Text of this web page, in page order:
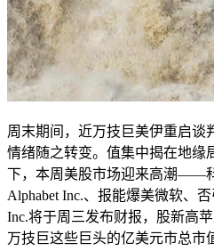
周末期间，近万技巨美伊重启谈
情绪随之转变。值集中揭在地缘
下，本周美股市场迎来高潮——
Alphabet Inc.、报能爆美微软、
Inc.将于周三发布财报，股新高
万技巨这些巨头的亿美元市总市